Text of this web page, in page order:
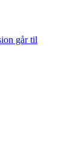
går til